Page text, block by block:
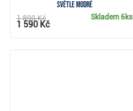
světle modré
Skladem6ks
1 890 Kč
1 590 Kč